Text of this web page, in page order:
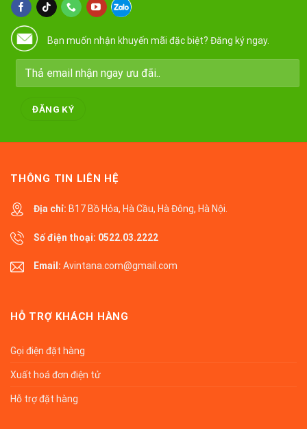
Bạn muốn nhận khuyến mãi đặc biệt? Đăng ký ngay.
THÔNG TIN LIÊN HỆ
Địa chỉ: B17 Bồ Hỏa, Hà Cầu, Hà Đông, Hà Nội.
Số điện thoại: 0522.03.2222
Email: Avintana.com@gmail.com
HỖ TRỢ KHÁCH HÀNG
Gọi điện đặt hàng
Xuất hoá đơn điện tử
Hỗ trợ đặt hàng